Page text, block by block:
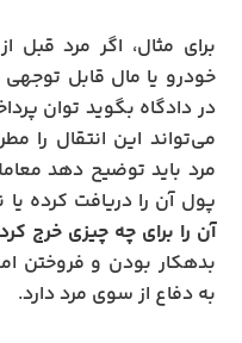
برای مثال، اگر مرد قبل
خودرو یا مال قابل
در دادگاه بگوید توان
می‌تواند این انتقال را
مرد باید توضیح دهد
پول آن را دریافت کرده یا
آن را برای چه چیزی خرج
بدهکار بودن و فروختن
به دفاع از سوی مرد دارد.